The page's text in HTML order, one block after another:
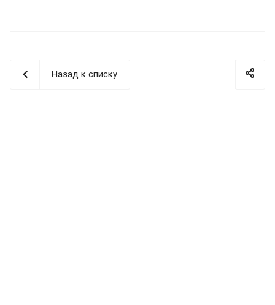
Назад к списку